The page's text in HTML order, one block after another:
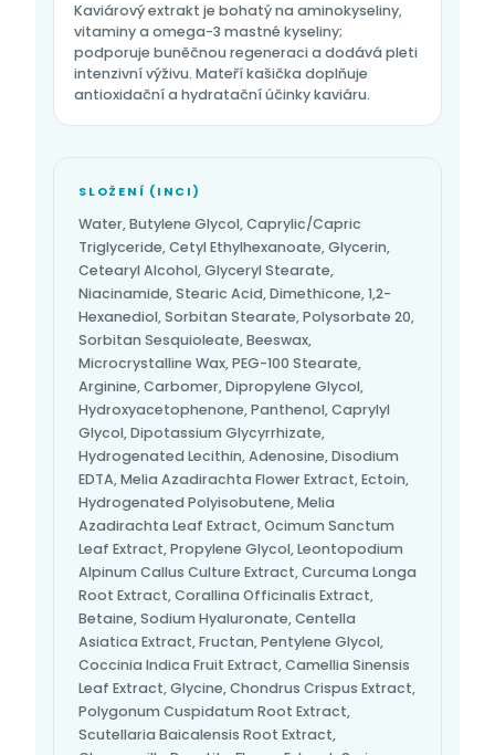
Kaviárový extrakt je bohatý na aminokyseliny,
vitaminy a omega-3 mastné kyseliny;
podporuje buněčnou regeneraci a dodává pleti
intenzivní výživu. Mateří kašička doplňuje
antioxidační a hydratační účinky kaviáru.
SLOŽENÍ (INCI)
Water, Butylene Glycol, Caprylic/Capric
Triglyceride, Cetyl Ethylhexanoate, Glycerin,
Cetearyl Alcohol, Glyceryl Stearate,
Niacinamide, Stearic Acid, Dimethicone, 1,2-
Hexanediol, Sorbitan Stearate, Polysorbate 20,
Sorbitan Sesquioleate, Beeswax,
Microcrystalline Wax, PEG-100 Stearate,
Arginine, Carbomer, Dipropylene Glycol,
Hydroxyacetophenone, Panthenol, Caprylyl
Glycol, Dipotassium Glycyrrhizate,
Hydrogenated Lecithin, Adenosine, Disodium
EDTA, Melia Azadirachta Flower Extract, Ectoin,
Hydrogenated Polyisobutene, Melia
Azadirachta Leaf Extract, Ocimum Sanctum
Leaf Extract, Propylene Glycol, Leontopodium
Alpinum Callus Culture Extract, Curcuma Longa
Root Extract, Corallina Officinalis Extract,
Betaine, Sodium Hyaluronate, Centella
Asiatica Extract, Fructan, Pentylene Glycol,
Coccinia Indica Fruit Extract, Camellia Sinensis
Leaf Extract, Glycine, Chondrus Crispus Extract,
Polygonum Cuspidatum Root Extract,
Scutellaria Baicalensis Root Extract,